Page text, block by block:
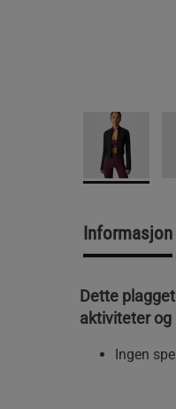
Informasjon
Dette
aktiviteter og
Ingen